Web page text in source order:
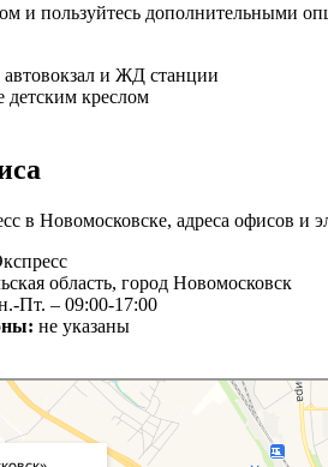
и пользуйтесь дополнительными
и ЖД станции
креслом
в Новомосковске, адреса офисов и
область, город Новомосковск
Пт. – 09:00-17:00
не указаны